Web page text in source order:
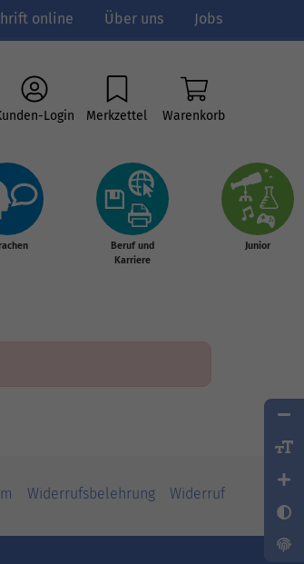
online Über uns Jobs
Login Merkzettel Warenkorb
Beruf und
Karriere
Junior
Widerrufsbelehrung Widerruf